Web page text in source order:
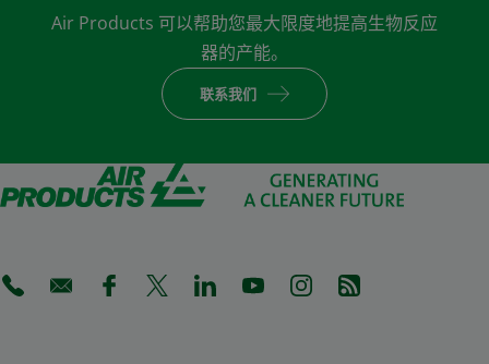
Air Products 可以帮助您最大限度地提高生物反应
器的产能。
联系我们
(Opens in a new tab)
(Opens in a new tab)
(Opens in a new tab)
(Opens in a new tab)
(Opens in a new tab)
(Opens in a new tab)
(Opens in a new tab)
(Opens in a new